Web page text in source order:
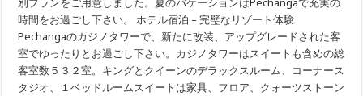
の
組
み
わ
せ
を
時間をお過ごし下さい。 ホテル宿泊 – 完璧なリゾート体験
Pechangaのカジノタワーで、新たに改装、アップグレードされた客
室でゆったりとお過ごし下さい。カジノタワーはスイートも含めの総
客室数５３２室。キングとクイーンのデラックスルーム、コーナース
タジオ、１ベッドルームスイートは家具、フロア、クォーツストーン